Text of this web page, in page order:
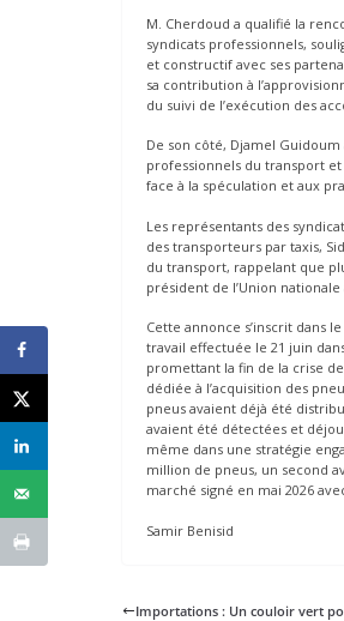
M. Cherdoud a qualifié la
syndicats professionnels,
et constructif avec ses
sa contribution à
du suivi de l’exécution des
De son côté, Djamel
professionnels du transport
face à la spéculation et aux
Les représentants des
des transporteurs par taxis,
du transport, rappelant que
président de l’Union
Cette annonce s’inscrit dans
travail effectuée le 21 juin
promettant la fin de la crise
dédiée à l’acquisition des
pneus avaient déjà été
avaient été détectées et
même dans une stratégie
million de pneus, un second
marché signé en mai 2026
Samir Benisid
Importations : Un couloir vert